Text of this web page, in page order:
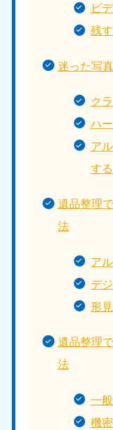
ビ
残
迷った写
ク
ハ
ア
する
遺品整理
法
ア
デ
形
遺品整理
法
一
機